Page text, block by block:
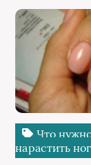
Что
нарастить